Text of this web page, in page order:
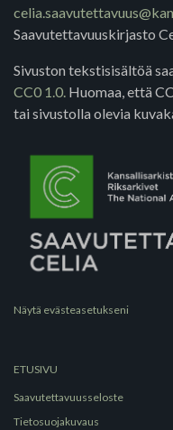
Saavutettavuuskirjasto
Sivuston tekstisisältöä
CC0 1.0. Huomaa, että
tai sivustolla olevia
Näytä evästeasetukseni
ETUSIVU
Saavutettavuusseloste
Tietosuojakuvaus